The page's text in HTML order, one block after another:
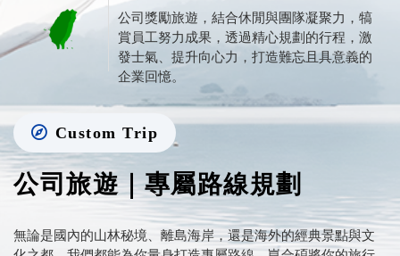
公司獎勵旅遊，結合休閒與團隊凝聚力，犒
賞員工努力成果，透過精心規劃的行程，激
發士氣、提升向心力，打造難忘且具意義的
企業回憶。
Custom Trip
公司旅遊｜專屬路線規劃
無論是國內的山林秘境、離島海岸，還是海外的經典景點與文